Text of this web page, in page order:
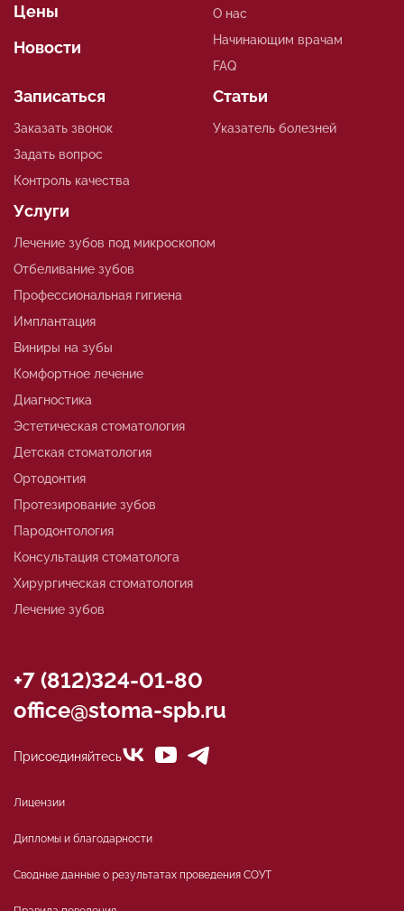
Цены
Новости
Услуги
Лечение зубов под микроскопом
Отбеливание зубов
Профессиональная гигиена
Имплантация
Виниры на зубы
Комфортное лечение
Диагностика
Эстетическая стоматология
Детская стоматология
Ортодонтия
Протезирование зубов
Пародонтология
Консультация стоматолога
Хирургическая стоматология
Лечение зубов
О нас
Начинающим врачам
FAQ
Статьи
Указатель болезней
Записаться
Заказать звонок
Задать вопрос
Контроль качества
+7 (812)324-01-80
office@stoma-spb.ru
Присоединяйтесь
Лицензии
Дипломы и благодарности
Сводные данные о результатах проведения СОУТ